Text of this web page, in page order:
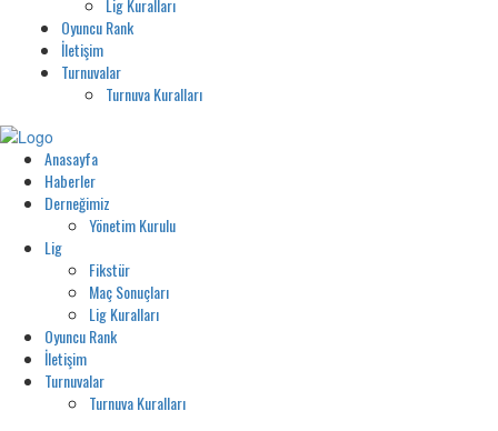
Lig Kuralları
Oyuncu Rank
İletişim
Turnuvalar
Turnuva Kuralları
Anasayfa
Haberler
Derneğimiz
Yönetim Kurulu
Lig
Fikstür
Maç Sonuçları
Lig Kuralları
Oyuncu Rank
İletişim
Turnuvalar
Turnuva Kuralları